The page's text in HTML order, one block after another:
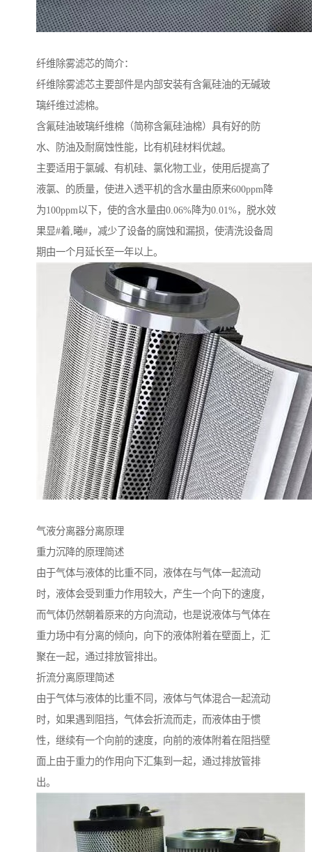
纤维除雾滤芯的简介：
纤维除雾滤芯主要部件是内部安装有含氟硅油的无碱玻
璃纤维过滤棉。
含氟硅油玻璃纤维棉（简称含氟硅油棉）具有好的防
水、防油及耐腐蚀性能，比有机硅材料优越。
主要适用于氯碱、有机硅、氯化物工业，使用后提高了
液氯、的质量，使进入透平机的含水量由原来600ppm降
为100ppm以下，使的含水量由0.06%降为0.01%，脱水效
果显#着,曦#，减少了设备的腐蚀和漏损，使清洗设备周
期由一个月延长至一年以上。
气液分离器分离原理
重力沉降的原理简述
由于气体与液体的比重不同，液体在与气体一起流动
时，液体会受到重力作用较大，产生一个向下的速度，
而气体仍然朝着原来的方向流动，也是说液体与气体在
重力场中有分离的倾向，向下的液体附着在壁面上，汇
聚在一起，通过排放管排出。
折流分离原理简述
由于气体与液体的比重不同，液体与气体混合一起流动
时，如果遇到阻挡，气体会折流而走，而液体由于惯
性，继续有一个向前的速度，向前的液体附着在阻挡壁
面上由于重力的作用向下汇集到一起，通过排放管排
出。